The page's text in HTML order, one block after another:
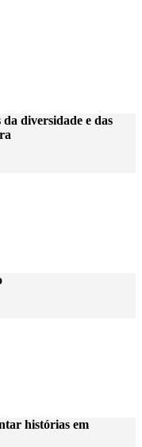
diversidade e das
histórias em